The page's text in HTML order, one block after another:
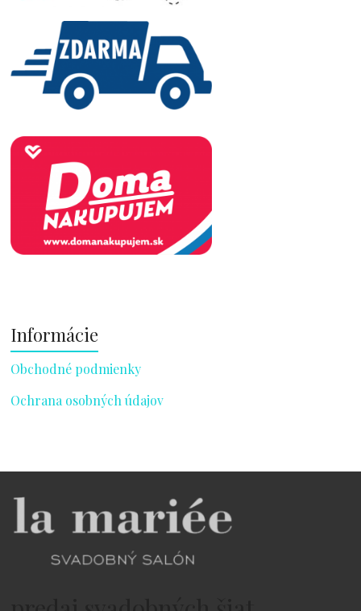
Informácie
Obchodné podmienky
Ochrana osobných údajov